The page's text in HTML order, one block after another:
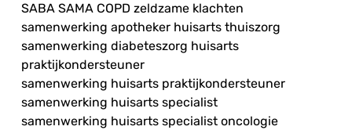
SABA SAMA COPD zeldzame klachten
samenwerking apotheker huisarts thuiszorg
samenwerking diabeteszorg huisarts
praktijkondersteuner
samenwerking huisarts praktijkondersteuner
samenwerking huisarts specialist
samenwerking huisarts specialist oncologie